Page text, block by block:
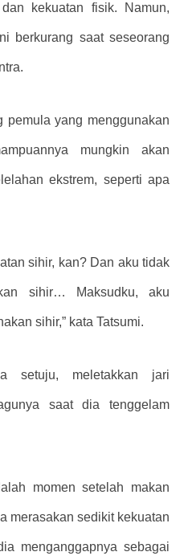
kekuatan fisik. Namun,
berkurang saat seseorang
pemula yang menggunakan
mungkin akan
ekstrem, seperti apa
sihir, kan? Dan aku tidak
sihir… Maksudku, aku
sihir,” kata Tatsumi.
setuju, meletakkan jari
saat dia tenggelam
momen setelah makan
merasakan sedikit kekuatan
menganggapnya sebagai